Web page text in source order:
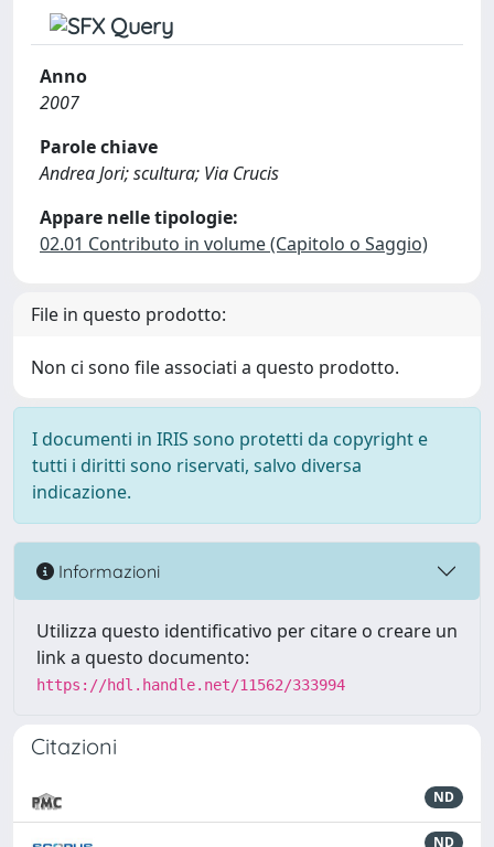
Anno
2007
Parole chiave
Andrea Jori; scultura; Via Crucis
Appare nelle tipologie:
02.01 Contributo in volume (Capitolo o Saggio)
File in questo prodotto:
Non ci sono file associati a questo prodotto.
I documenti in IRIS sono protetti da copyright e
tutti i diritti sono riservati, salvo diversa
indicazione.
Informazioni
Utilizza questo identificativo per citare o creare un
link a questo documento:
https://hdl.handle.net/11562/333994
Citazioni
ND
ND